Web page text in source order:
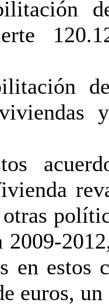
en estos
euros,